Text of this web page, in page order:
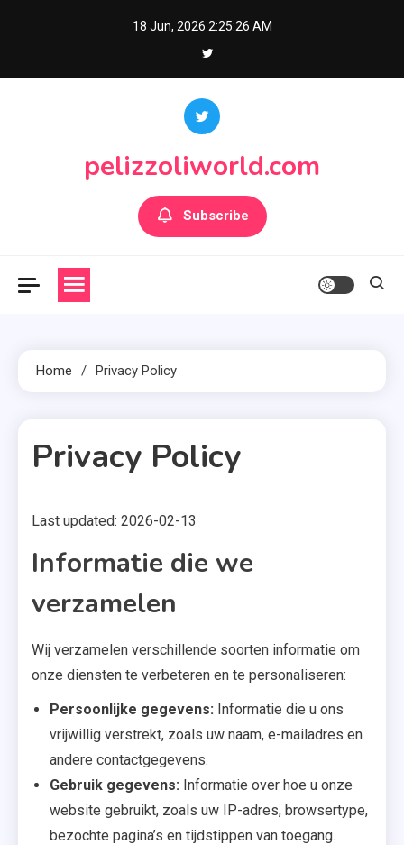
18 Jun, 2026 2:25:26 AM
pelizzoliworld.com
Subscribe
Home Privacy Policy
Privacy Policy
3 MINS READ
Last updated: 2026-02-13
Informatie die we
verzamelen
Wij verzamelen verschillende soorten informatie om
onze diensten te verbeteren en te personaliseren:
Persoonlijke gegevens: Informatie die u ons
vrijwillig verstrekt, zoals uw naam, e-mailadres en
andere contactgegevens.
Gebruik gegevens: Informatie over hoe u onze
website gebruikt, zoals uw IP-adres, browsertype,
bezochte pagina’s en tijdstippen van toegang.